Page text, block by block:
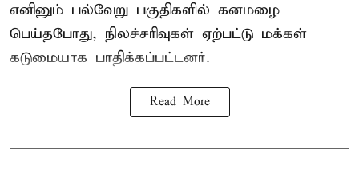
எனினும் பல்வேறு பகுதிகளில் கனமழை
பெய்தபோது, நிலச்சரிவுகள் ஏற்பட்டு மக்கள்
கடுமையாக பாதிக்கப்பட்டனர்.
Read More